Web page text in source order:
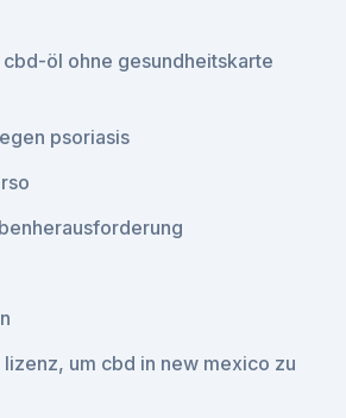
cbd-öl ohne gesundheitskarte
psoriasis
um cbd in new mexico zu